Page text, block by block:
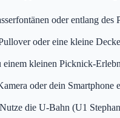
oder entlang des
oder eine kleine
kleinen Picknick-
oder dein Smartphone
die U-Bahn (U1